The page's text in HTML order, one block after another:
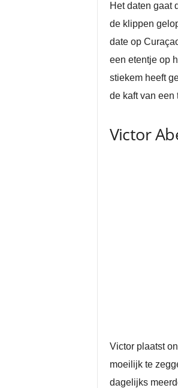
Het daten gaat
de klippen
date op
een etentje op
stiekem heeft
de kaft van een
Victor
Victor plaatst
moeilijk te
dagelijks